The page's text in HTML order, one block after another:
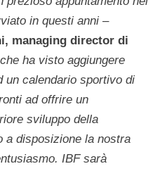
in questi anni –
managing director di
che ha visto aggiungere
un calendario sportivo di
ad offrire un
sviluppo della
a disposizione la nostra
IBF sarà